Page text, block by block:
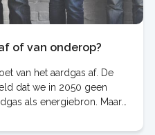
of van onderop?
van het aardgas af. De
dat we in 2050 geen
als energiebron. Maar